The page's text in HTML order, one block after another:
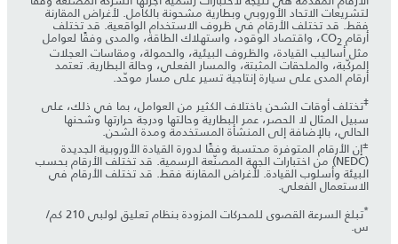
لتشريعات الاتحاد الأوروبي وبطارية مشحونة بالكامل. لأغراض المقارنة
فقط. قد تختلف الأرقام في ظروف الاستخدام الواقعية. قد تختلف
أرقام CO 2
، واقتصاد الوقود، واستهلاك الطاقة، والمدى وفقًا لعوامل
مثل أساليب القيادة، والظروف البيئية، والحمولة، ومقاسات العجلات
المركّبة، والملحقات المثبتة، والمسار الفعلي، وحالة البطارية. تعتمد
أرقام المدى على سيارة إنتاجية تسير على مسار موحّد.
‡تختلف أوقات الشحن باختلاف الكثير من العوامل، بما في ذلك، على
سبيل المثال لا الحصر، عمر البطارية وحالتها ودرجة حرارتها وشحنها
الحالي، بالإضافة إلى المنشأة المستخدمة ومدة الشحن.
±إن الأرقام المتوفرة محتسبة وفقًا لدورة القيادة الأوروبية الجديدة
(NEDC) من اختبارات الجهة المصنّعة الرسمية. قد تختلف الأرقام بحسب
البيئة وأسلوب القيادة. لأغراض المقارنة فقط. قد تختلف الأرقام في
الاستعمال الفعلي.
* تبلغ السرعة القصوى للمحركات المزودة بنظام تعليق لولبي 210 كم/
س.